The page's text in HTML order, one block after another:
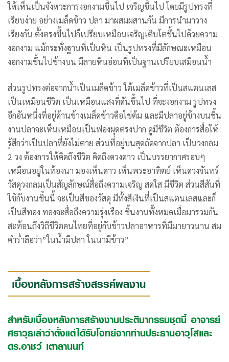
ให้เห็นเป็นจังหวะการงอกงามขึ้นไป เจริญขึ้นไป โดยมีรูปทรงที่
เรียบง่าย อย่างเมล็ดข้าว ปลา มาผสมผสานกัน มีการนำมาวาง
เรียงกัน ตั้งตรงขึ้นไปก็เปรียบเหมือนเจริญเติบโตขึ้นไปด้วยความ
งอกงาม แม้กระทั่งฐานที่เป็นหิน เป็นรูปทรงที่มีลักษณะเหมือน
งอกงามขึ้นไปข้างบน มีลายหินอ่อนที่เป็นฐานเปรียบเสมือนน้ำ
ส่วนรูปทรงต่อจากน้ำเป็นเมล็ดข้าว ใต้เมล็ดข้าวที่เป็นสแตนเลส
เป็นเหมือนชีวิต เป็นเหมือนแสงที่ดันขึ้นไป ที่จะงอกงาม รูปทรง
อีกอันหนึ่งที่อยู่ด้านข้างเมล็ดข้าวคือไข่ต้ม และมีปลาอยู่ข้างบนชิ้น
งานปลาจะเห็นเหมือนเป็นฟองผุดตรงปาก ดูมีชีวิต ต้องการสื่อให้
รู้สึกว่าเป็นปลาที่ยังไม่ตาย ส่วนที่อยู่บนสุดถัดจากปลา เป็นวงกลม
2 วง ต้องการให้คิดถึงชีวิต คิดถึงดวงดาว เป็นบรรยากาศรอบๆ
เหมือนอยู่ในท้องนา มองเห็นดาว เห็นพระอาทิตย์ เห็นดวงจันทร์
วัสดุวงกลมเป็นสัญลักษณ์สื่อถึงความเจริญ สดใส มีชีวิต ส่วนสีสันที่
ใช้กับงานชิ้นนี้ จะเป็นสีของวัสดุ มีทั้งสีเงินที่เป็นสแตนเลสและก็
เป็นสีทอง ทองจะสื่อถึงความรุ่งเรือง ชิ้นงานทั้งหมดเมื่อมารวมกัน
สะท้อนถึงวิถีชีวิตคนไทยที่อยู่กับข้าวปลาอาหารที่มีมายาวนาน สม
คำร่ำลือว่า”ในน้ำมีปลา ในนามีข้าว”
เบื้องหลังการสร้างสรรค์ผลงาน
สำหรับเบื้องหลังการสร้างงานประติมากรรมชุดนี้ อาจารย์
ศราวุธเล่าว่าตั้งแต่ได้รับโจทย์จากท่านประธานอาวุโสและ
ดร.อาชว์ เตาลานนท์